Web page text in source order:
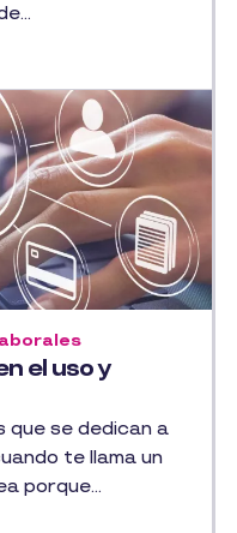
el uso y
que se dedican a
te llama un
porque...